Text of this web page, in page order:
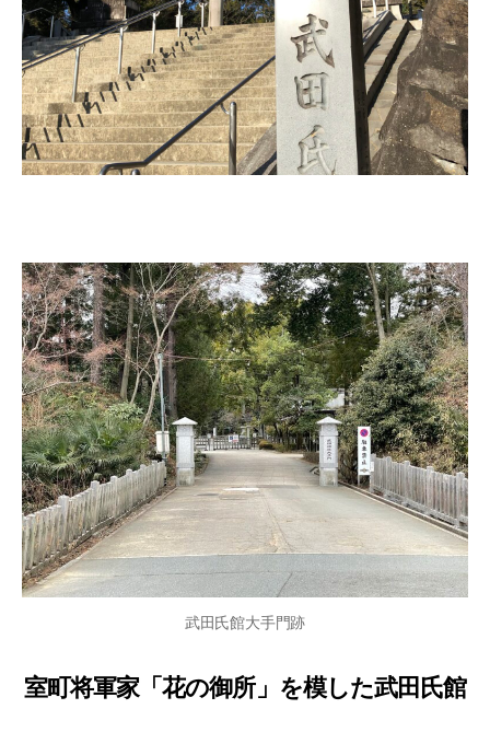
武田氏館大手門跡
室町将軍家「花の御所」を模した武田氏館